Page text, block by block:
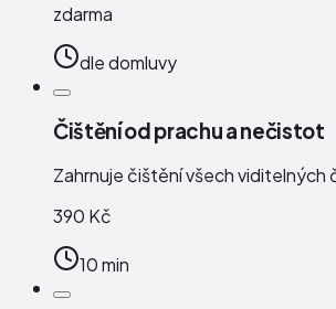
zdarma
dle domluvy
Čištění od prachu a nečistot
Zahrnuje čištění všech
390 Kč
10 min